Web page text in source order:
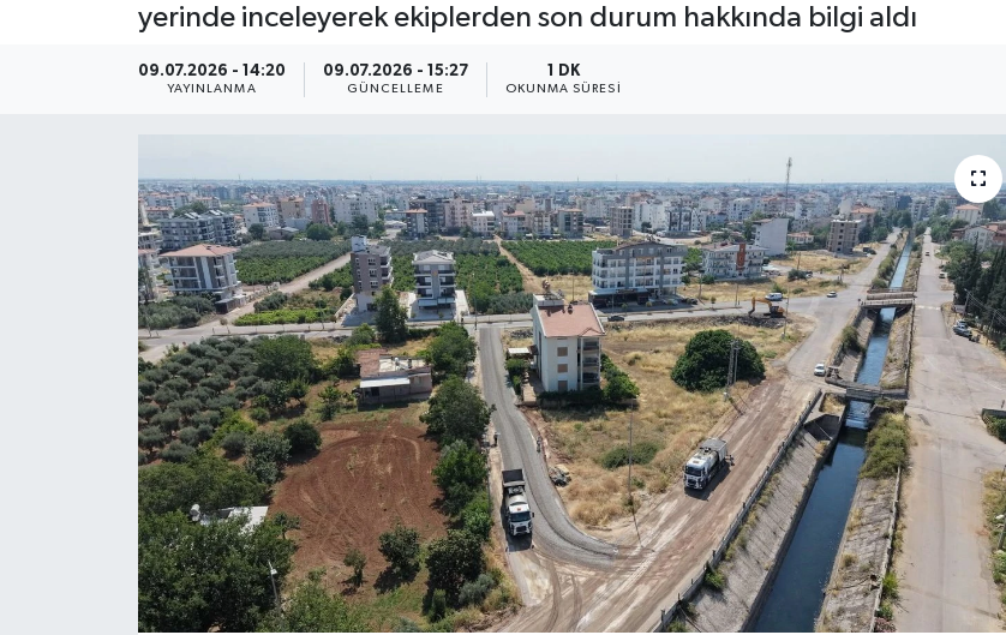
yerinde inceleyerek ekiplerden son durum hakkında bilgi aldı
09.07.2026 - 14:20
YAYINLANMA
09.07.2026 - 15:27
GÜNCELLEME
1 DK
OKUNMA SÜRESI
EĞİTİM
TURİZM
RÖPORTAJ
VİDEO HABERLER
YAZARLAR
RESMİ İLAN
Son Dakika Haberleri
Haber Arşivi